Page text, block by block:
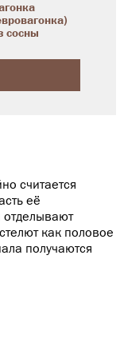
сосны
считается
её
отделывают
как половое
получаются